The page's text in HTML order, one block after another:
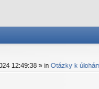
12:49:38 » in Otázky k